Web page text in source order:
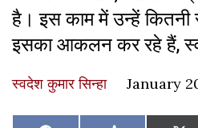
है। इस काम में उन्हें कितनी
इसका आकलन कर रहे हैं,
स्वदेश कुमार सिन्हा January